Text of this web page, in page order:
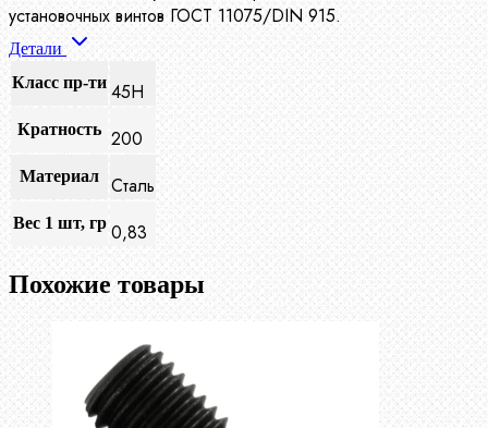
установочных винтов ГОСТ 11075/DIN 915.
Детали
Класс пр-ти 45Н
Кратность 200
Материал Сталь
Вес 1 шт, гр 0,83
Похожие товары